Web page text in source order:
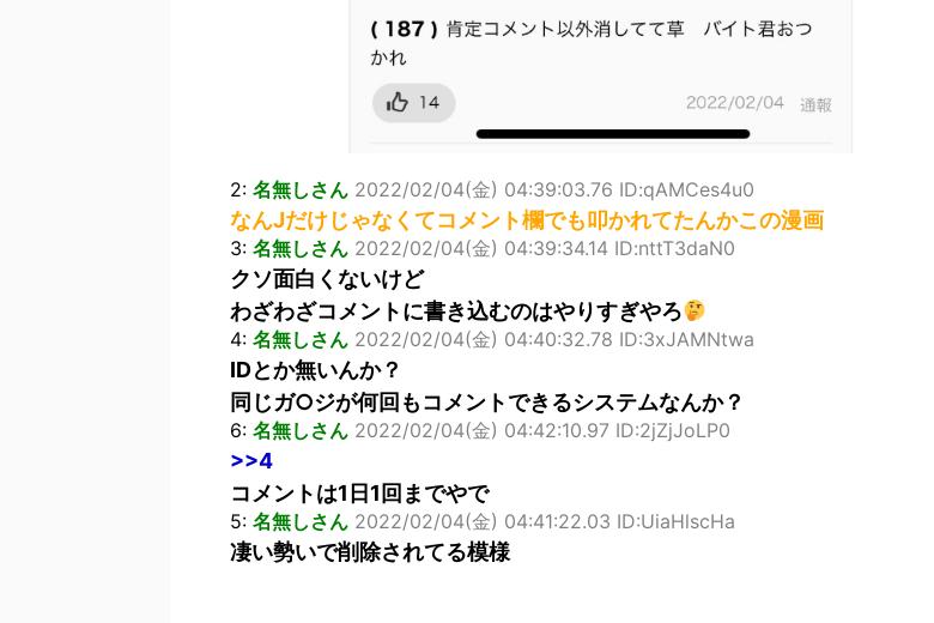
2: 名無しさん 2022/02/04(金) 04:39:03.76 ID:qAMCes4u0
なんJだけじゃなくてコメント欄でも叩かれてたんかこの漫画
3: 名無しさん 2022/02/04(金) 04:39:34.14 ID:nttT3daN0
クソ面白くないけど
わざわざコメントに書き込むのはやりすぎやろ
4: 名無しさん 2022/02/04(金) 04:40:32.78 ID:3xJAMNtwa
IDとか無いんか？
同じガ○ジが何回もコメントできるシステムなんか？
6: 名無しさん 2022/02/04(金) 04:42:10.97 ID:2jZjJoLP0
>>4
コメントは1日1回までやで
5: 名無しさん 2022/02/04(金) 04:41:22.03 ID:UiaHlscHa
凄い勢いで削除されてる模様